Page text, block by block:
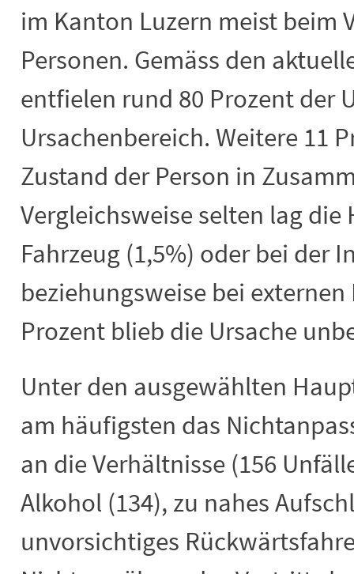
im Kanton Luzern meist beim
Personen. Gemäss den
entfielen rund 80 Prozent der
Ursachenbereich. Weitere 11
Zustand der Person in
Vergleichsweise selten lag
Fahrzeug (1,5%) oder bei der
beziehungsweise bei externen
Prozent blieb die Ursache
Unter den ausgewählten
am häufigsten das
an die Verhältnisse (156
Alkohol (134), zu nahes
unvorsichtiges